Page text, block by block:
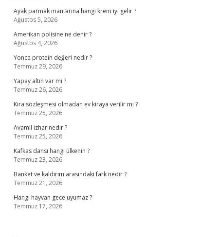
Ayak parmak mantarına hangi krem iyi gelir ?
Ağustos 5, 2026
Amerikan polisine ne denir ?
Ağustos 4, 2026
Yonca protein değeri nedir ?
Temmuz 29, 2026
Yapay altın var mı ?
Temmuz 26, 2026
Kira sözleşmesi olmadan ev kiraya verilir mi ?
Temmuz 25, 2026
Avamil izhar nedir ?
Temmuz 25, 2026
Kafkas dansı hangi ülkenin ?
Temmuz 23, 2026
Banket ve kaldırım arasındaki fark nedir ?
Temmuz 21, 2026
Hangi hayvan gece uyumaz ?
Temmuz 17, 2026